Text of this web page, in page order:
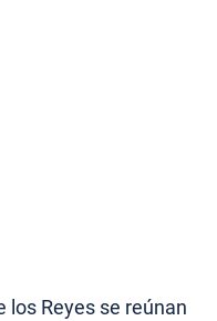
los Reyes se reúnan